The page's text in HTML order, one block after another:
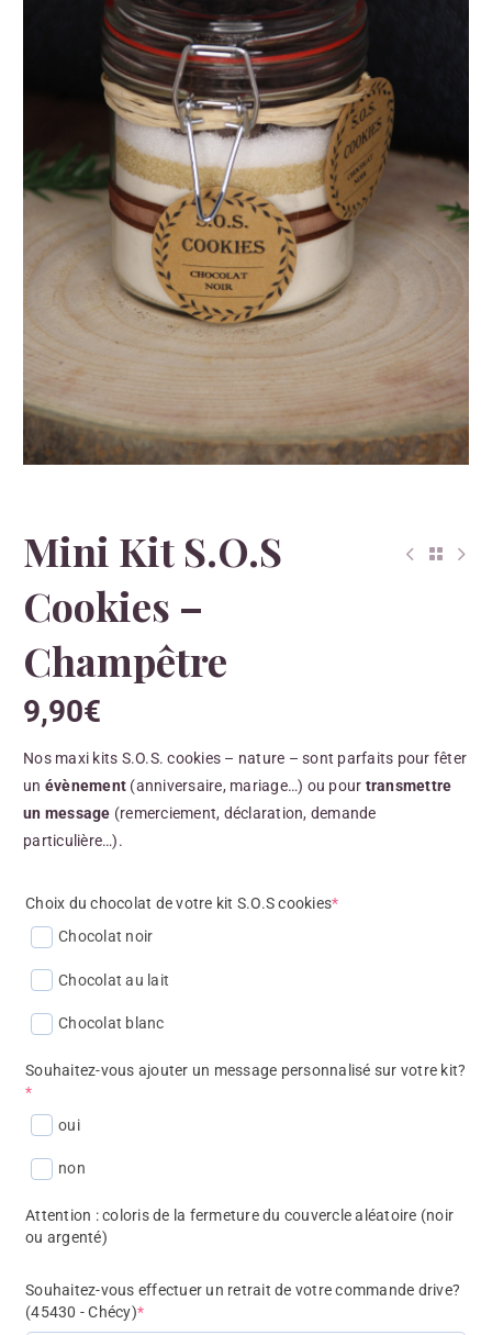
Mini Kit S.O.S
Cookies –
Champêtre
9,90€
Nos maxi kits S.O.S. cookies – nature – sont parfaits pour fêter
un évènement (anniversaire, mariage…) ou pour transmettre
un message (remerciement, déclaration, demande
particulière…).
Choix du chocolat de votre kit S.O.S cookies*
Chocolat noir
Chocolat au lait
Chocolat blanc
Souhaitez-vous ajouter un message personnalisé sur votre kit?
*
oui
non
Attention : coloris de la fermeture du couvercle aléatoire (noir
ou argenté)
Souhaitez-vous effectuer un retrait de votre commande drive?
(45430 - Chécy)*